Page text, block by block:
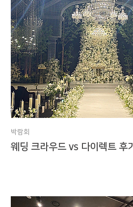
박람회
웨딩 크라우드 vs 다이렉트 후기